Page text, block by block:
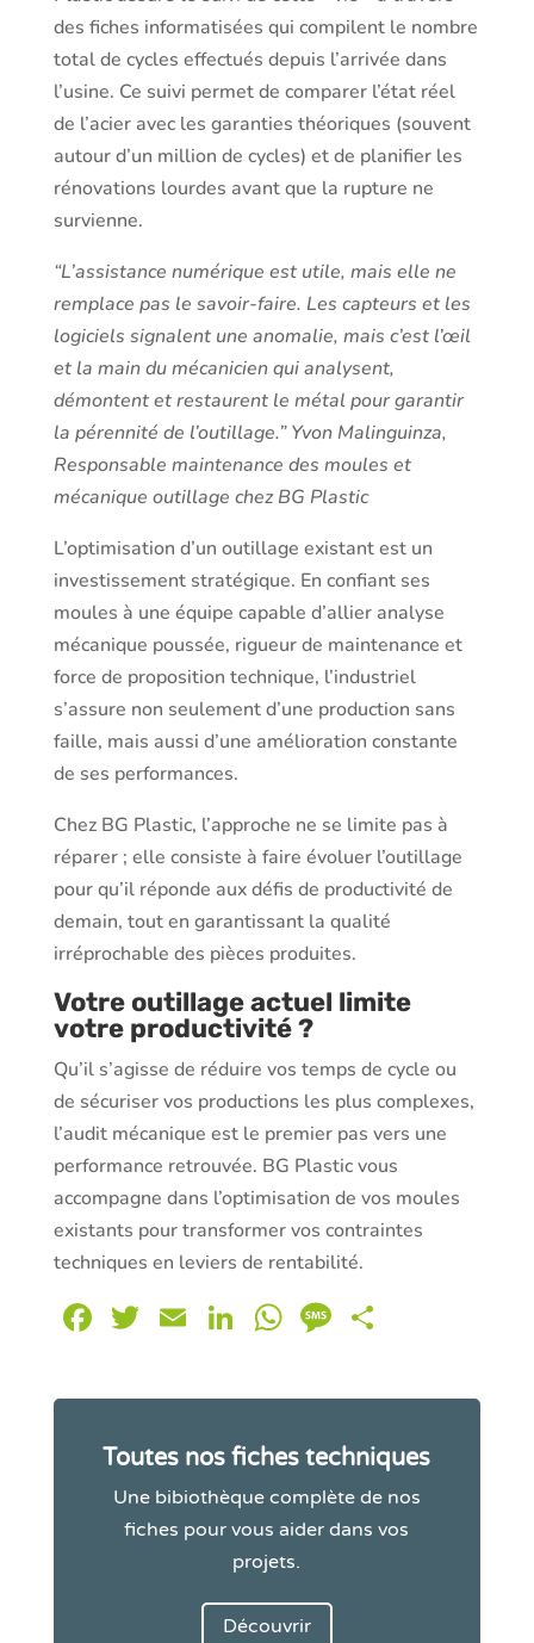
des fiches informatisées qui compilent le nombre
total de cycles effectués depuis l’arrivée dans
l’usine. Ce suivi permet de comparer l’état réel
de l’acier avec les garanties théoriques (souvent
autour d’un million de cycles) et de planifier les
rénovations lourdes avant que la rupture ne
survienne.
“L’assistance numérique est utile, mais elle ne
remplace pas le savoir-faire. Les capteurs et les
logiciels signalent une anomalie, mais c’est l’œil
et la main du mécanicien qui analysent,
démontent et restaurent le métal pour garantir
la pérennité de l’outillage.” Yvon Malinguinza,
Responsable maintenance des moules et
mécanique outillage chez BG Plastic
L’optimisation d’un outillage existant est un
investissement stratégique. En confiant ses
moules à une équipe capable d’allier analyse
mécanique poussée, rigueur de maintenance et
force de proposition technique, l’industriel
s’assure non seulement d’une production sans
faille, mais aussi d’une amélioration constante
de ses performances.
Chez BG Plastic, l’approche ne se limite pas à
réparer ; elle consiste à faire évoluer l’outillage
pour qu’il réponde aux défis de productivité de
demain, tout en garantissant la qualité
irréprochable des pièces produites.
Votre outillage actuel limite
votre productivité ?
Qu’il s’agisse de réduire vos temps de cycle ou
de sécuriser vos productions les plus complexes,
l’audit mécanique est le premier pas vers une
performance retrouvée. BG Plastic vous
accompagne dans l’optimisation de vos moules
existants pour transformer vos contraintes
techniques en leviers de rentabilité.
Facebook
Twitter
EmailLinkedIn
WhatsApp
Message
Toutes nos fiches techniques
Une bibiothèque complète de nos
fiches pour vous aider dans vos
projets.
Découvrir